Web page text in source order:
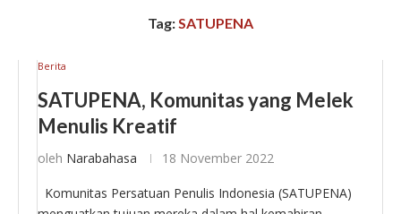
Tag:SATUPENA
Berita
SATUPENA, Komunitas yang Melek
Menulis Kreatif
oleh Narabahasa 18 November 2022
Komunitas Persatuan Penulis Indonesia (SATUPENA)